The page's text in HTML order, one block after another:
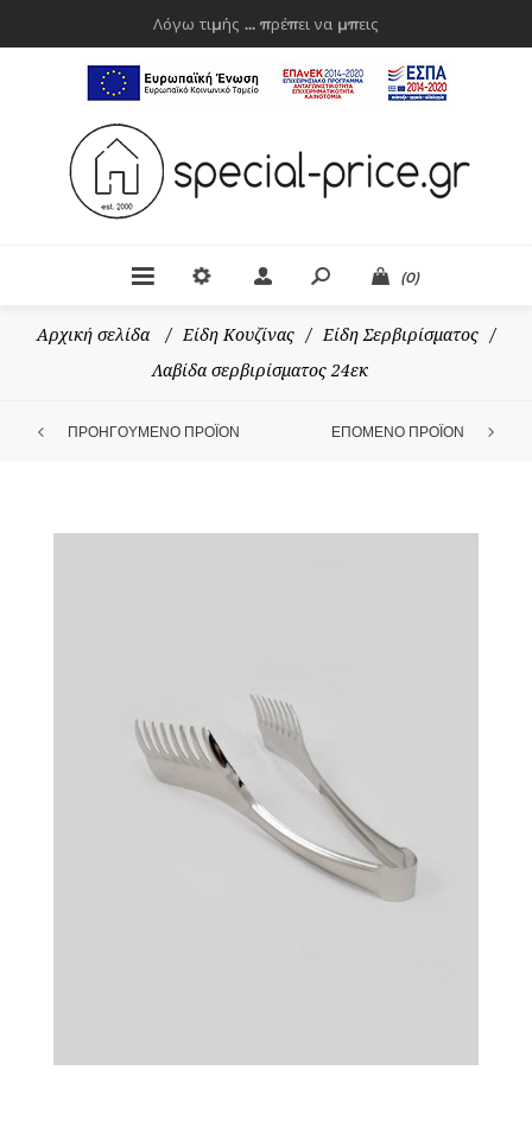
Λόγω τιμής ... πρέπει να μπεις
(0)
Αρχική σελίδα / Είδη Κουζίνας / Είδη Σερβιρίσματος
/
Λαβίδα σερβιρίσματος 24εκ
ΠΡΟΗΓΟΥΜΕΝΟ ΠΡΟΪΟΝ ΕΠΟΜΕΝΟ ΠΡΟΪΟΝ